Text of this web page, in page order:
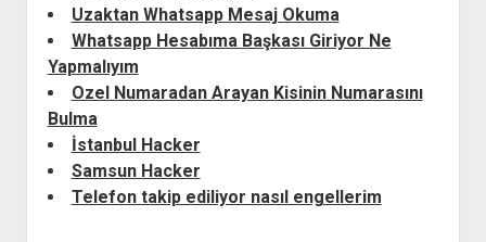
Uzaktan Whatsapp Mesaj Okuma
Whatsapp Hesabıma Başkası Giriyor Ne
Yapmalıyım
Ozel Numaradan Arayan Kisinin Numarasını
Bulma
İstanbul Hacker
Samsun Hacker
Telefon takip ediliyor nasıl engellerim